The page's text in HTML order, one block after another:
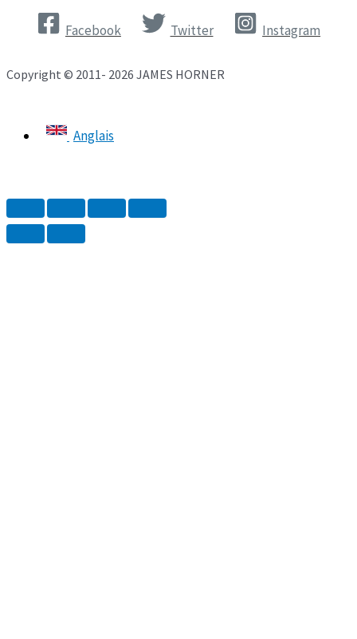
Facebook Twitter Instagram
Copyright © 2011- 2026 JAMES HORNER
Anglais